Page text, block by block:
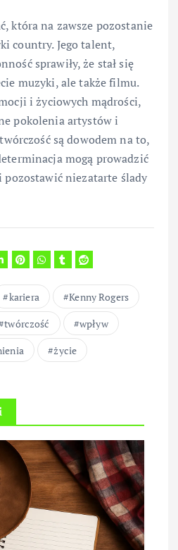
która na zawsze pozostanie
country. Jego talent,
sprawiły, że stał się
muzyki, ale także filmu.
i życiowych mądrości,
pokolenia artystów i
są dowodem na to,
mogą prowadzić
niezatarte ślady
kariera
Kenny Rogers
twórczość
wpływ
życie